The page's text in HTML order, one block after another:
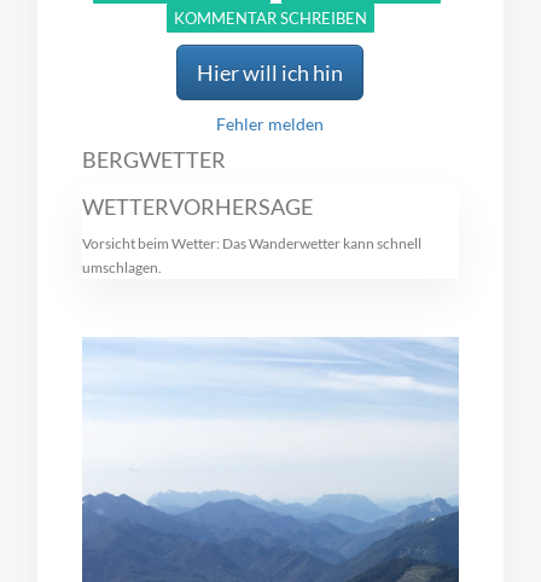
KOMMENTAR SCHREIBEN
Hier will ich hin
Fehler melden
BERGWETTER
WETTERVORHERSAGE
Vorsicht beim Wetter: Das Wanderwetter kann schnell
umschlagen.